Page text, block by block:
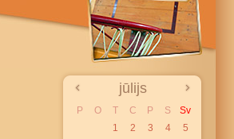
jūlijs
P O T C P S
Sv
1
2 3 4
5